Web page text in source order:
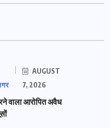
AUGUST
7, 2026
वाला आरोपित अवैध